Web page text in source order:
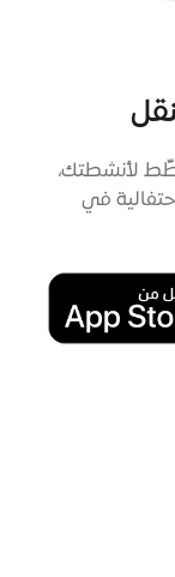
لأنشطتك،
في